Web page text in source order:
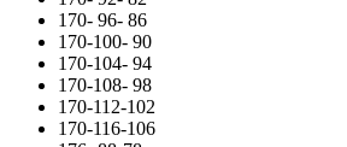
170- 96- 86
170-100- 90
170-104- 94
170-108- 98
170-112-102
170-116-106